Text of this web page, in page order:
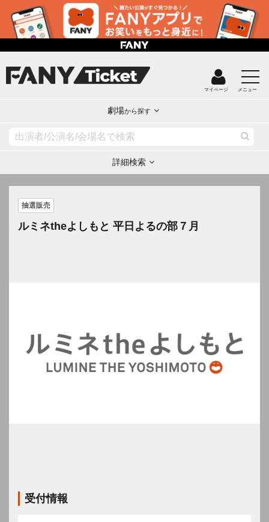
マイページ メニュー
劇場から探す
詳細検索
抽選販売
ルミネtheよしもと 平日よるの部７月
受付情報